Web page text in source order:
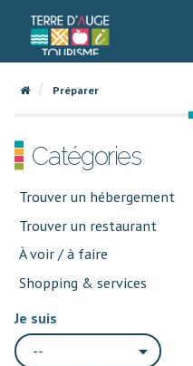
Préparer
Catégories
Trouver un hébergement
Trouver un restaurant
À voir / à faire
Shopping & services
Je suis
--